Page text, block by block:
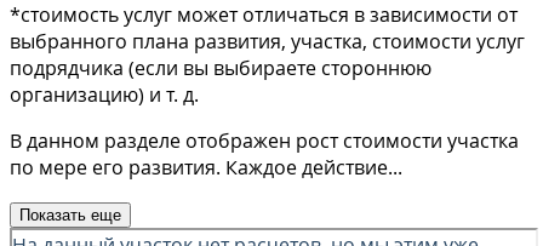
*стоимость услуг может отличаться в зависимости от
выбранного плана развития, участка, стоимости услуг
подрядчика (если вы выбираете стороннюю
организацию) и т. д.
В данном разделе отображен рост стоимости участка
по мере его развития. Каждое действие...
Показать еще